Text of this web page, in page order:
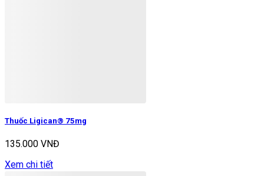
Thuốc Ligican® 75mg
135.000 VNĐ
Xem chi tiết